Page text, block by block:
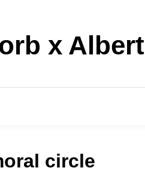
x Albert
circle